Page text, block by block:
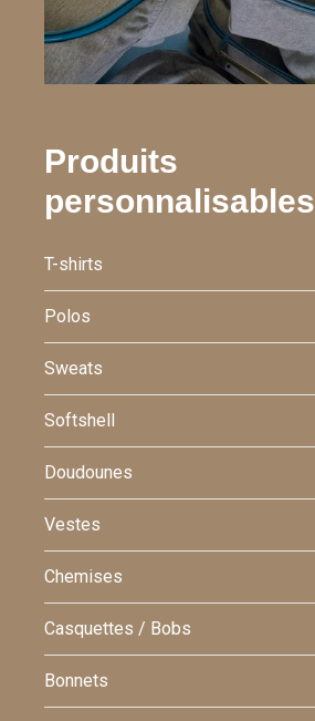
Produits
personnalisables
T-shirts
Polos
Sweats
Softshell
Doudounes
Vestes
Chemises
Casquettes / Bobs
Bonnets